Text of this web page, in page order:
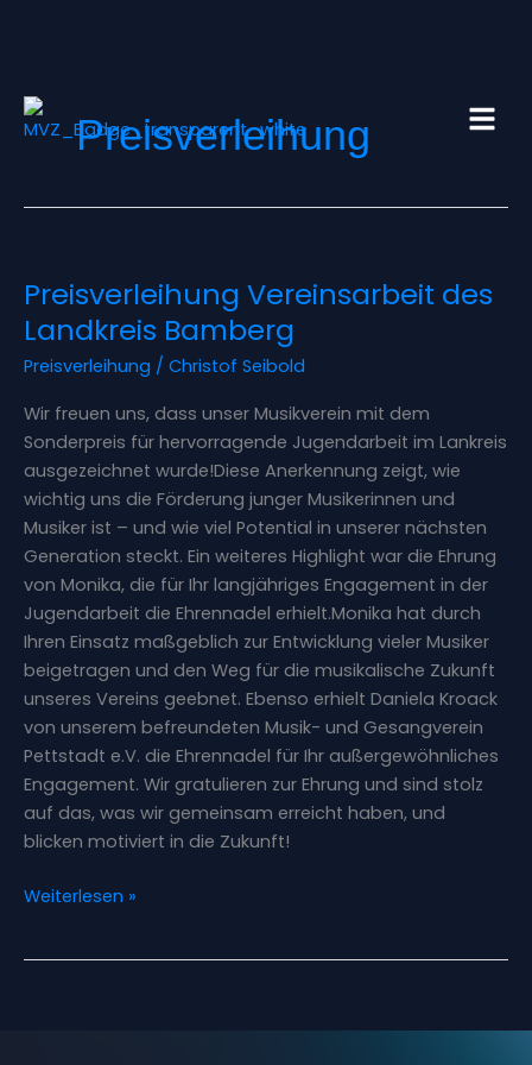
Preisverleihung
Preisverleihung Vereinsarbeit des
Landkreis Bamberg
Preisverleihung / Christof Seibold
Wir freuen uns, dass unser Musikverein mit dem
Sonderpreis für hervorragende Jugendarbeit im Lankreis
ausgezeichnet wurde!Diese Anerkennung zeigt, wie
wichtig uns die Förderung junger Musikerinnen und
Musiker ist – und wie viel Potential in unserer nächsten
Generation steckt. Ein weiteres Highlight war die Ehrung
von Monika, die für Ihr langjähriges Engagement in der
Jugendarbeit die Ehrennadel erhielt.Monika hat durch
Ihren Einsatz maßgeblich zur Entwicklung vieler Musiker
beigetragen und den Weg für die musikalische Zukunft
unseres Vereins geebnet. Ebenso erhielt Daniela Kroack
von unserem befreundeten Musik- und Gesangverein
Pettstadt e.V. die Ehrennadel für Ihr außergewöhnliches
Engagement. Wir gratulieren zur Ehrung und sind stolz
auf das, was wir gemeinsam erreicht haben, und
blicken motiviert in die Zukunft!
Vereinsarbeit
des
Bamberg
Weiterlesen »